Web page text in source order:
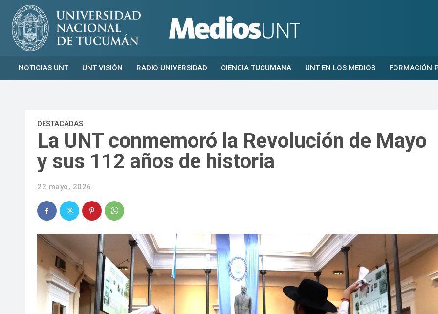
NOTICIAS UNT UNT VISIÓN RADIO UNIVERSIDAD CIENCIA TUCUMANA UNT EN LOS MEDIOS FORMACIÓN
DESTACADAS
La UNT conmemoró la Revolución de Mayo
y sus 112 años de historia
22 mayo, 2026